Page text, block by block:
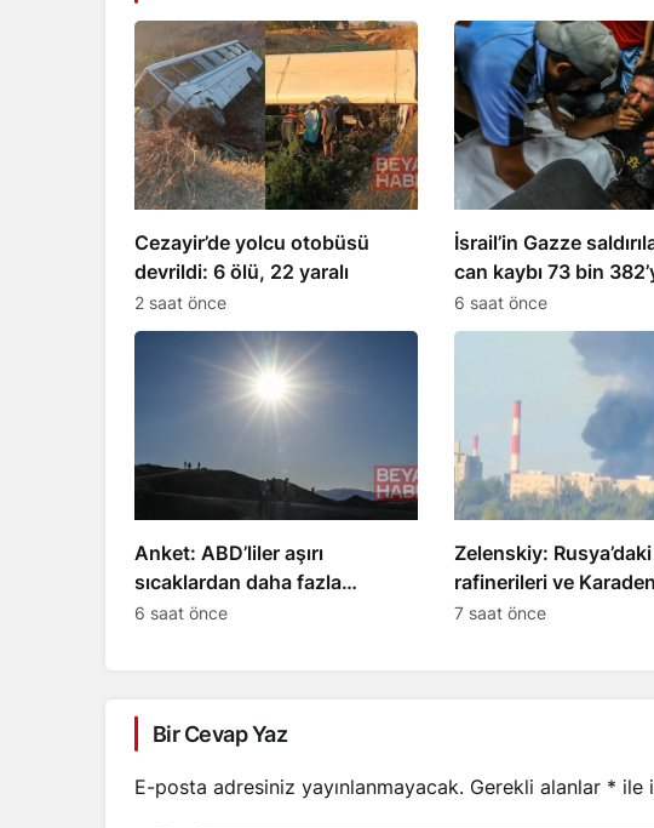
Cezayir’de yolcu otobüsü
devrildi: 6 ölü, 22 yaralı
2 saat önce
İsrail’in Gazze
can kaybı 73 bin
6 saat önce
Anket: ABD’liler aşırı
sıcaklardan daha fazla
etkileniyor
6 saat önce
Zelenskiy:
rafinerileri ve
tekneler vuruldu
7 saat önce
Bir Cevap Yaz
E-posta adresiniz yayınlanmayacak. Gerekli alanlar * ile